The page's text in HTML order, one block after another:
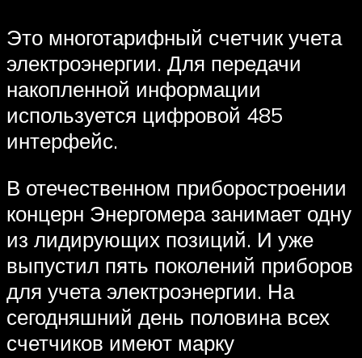
Это многотарифный счетчик учета
электроэнергии. Для передачи
накопленной информации
используется цифровой 485
интерфейс.
В отечественном приборостроении
концерн Энергомера занимает одну
из лидирующих позиций. И уже
выпустил пять поколений приборов
для учета электроэнергии. На
сегодняшний день половина всех
счетчиков имеют марку